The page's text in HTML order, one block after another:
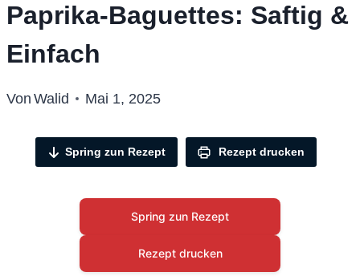
Paprika-Baguettes: Saftig &
Einfach
Von Walid Mai 1, 2025
Spring zun Rezept Rezept drucken
Spring zun Rezept
Rezept drucken